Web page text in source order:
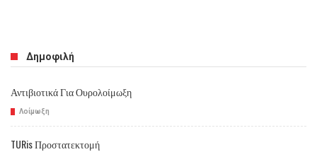
Δημοφιλή
Αντιβιοτικά Για Ουρολοίμωξη
Λοίμωξη
TURis Προστατεκτομή